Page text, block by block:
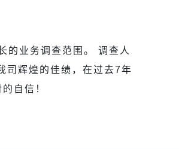
的业务调查范围。 调查人
司辉煌的佳绩，在过去7年
自信！